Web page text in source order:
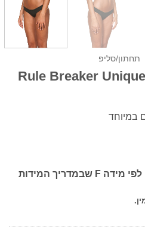
תחתון/סליפ
תחתון ביקיני ארנה Rule Breaker Unique
במיוחד
המידות המופיעות באתר הן לפי מידה F שבמדריך המידות